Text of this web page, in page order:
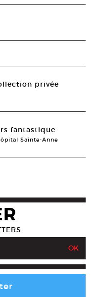
privée
fantastique
Sainte-Anne